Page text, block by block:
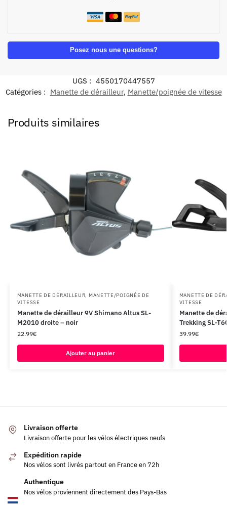
Posez nous une questions?
UGS : 4550170447557
Catégories : Manette de dérailleur, Manette/poignée de vitesse
Produits similaires
MANETTE DE DÉRAILLEUR, MANETTE/POIGNÉE DE
VITESSE
Manette de dérailleur 9V Shimano Altus SL-
M2010 droite – noir
22.99€
Ajouter au panier
MANETTE DE
VITESSE
Manette de
Trekking SL-
39.99€
Livraison offerte
Livraison offerte pour les vélos électriques neufs
Expédition rapide
Nos vélos sont livrés partout en France en 72h
Authentique
Nos vélos proviennent directement des Pays-Bas